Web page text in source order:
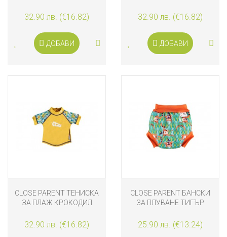
32.90 лв. (€16.82)
ДОБАВИ
32.90 лв. (€16.82)
ДОБАВИ
CLOSE PARENT ТЕНИСКА
ЗА ПЛАЖ КРОКОДИЛ
32.90 лв. (€16.82)
CLOSE PARENT БАНСКИ
ЗА ПЛУВАНЕ ТИГЪР
25.90 лв. (€13.24)